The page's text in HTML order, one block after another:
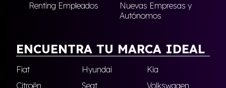
Renting Empleados
Nuevas Empresas y
Autónomos
ENCUENTRA TU MARCA IDEAL
Fiat Hyundai
Kia
Citroën
Seat Volkswagen